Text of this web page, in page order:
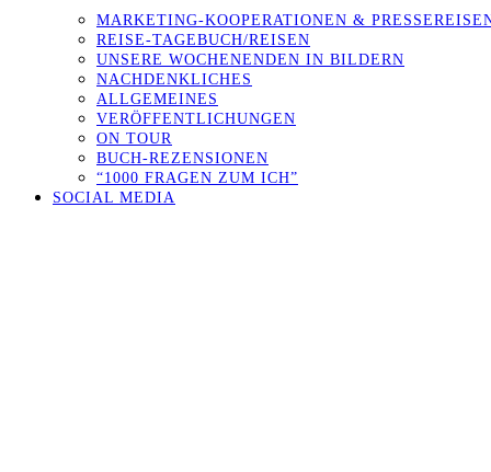
MARKETING-KOOPERATIONEN &
REISE-TAGEBUCH/REISEN
UNSERE WOCHENENDEN IN BILDERN
NACHDENKLICHES
ALLGEMEINES
VERÖFFENTLICHUNGEN
ON TOUR
BUCH-REZENSIONEN
“1000 FRAGEN ZUM ICH”
SOCIAL MEDIA